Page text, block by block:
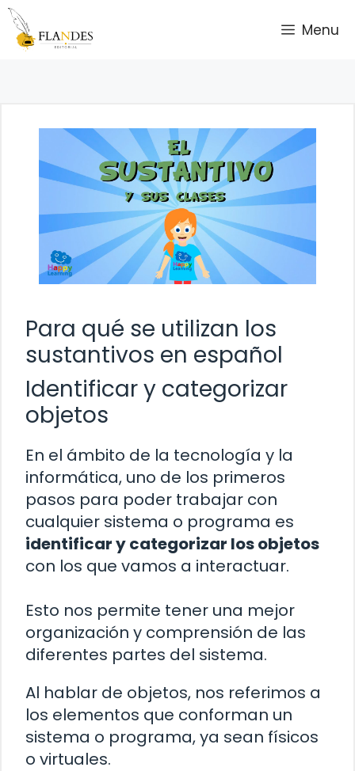
Saltar
contenido
Menu
Para qué se utilizan los
sustantivos en español
Identificar y categorizar
objetos
En el ámbito de la tecnología y la
informática, uno de los primeros
pasos para poder trabajar con
cualquier sistema o programa es
identificar y categorizar los objetos
con los que vamos a interactuar.
Esto nos permite tener una mejor
organización y comprensión de las
diferentes partes del sistema.
Al hablar de objetos, nos referimos a
los elementos que conforman un
sistema o programa, ya sean físicos
o virtuales.